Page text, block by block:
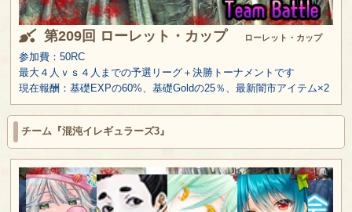
第209回 ローレット・カップ ローレット・カップ
参加費：50RC
最大４人ｖｓ４人までの予選リーグ＋決勝トーナメントです
現在報酬：基礎EXPの60%、基礎Goldの25％、最新闇市アイテム×2
チーム『混沌イレギュラーズ3』